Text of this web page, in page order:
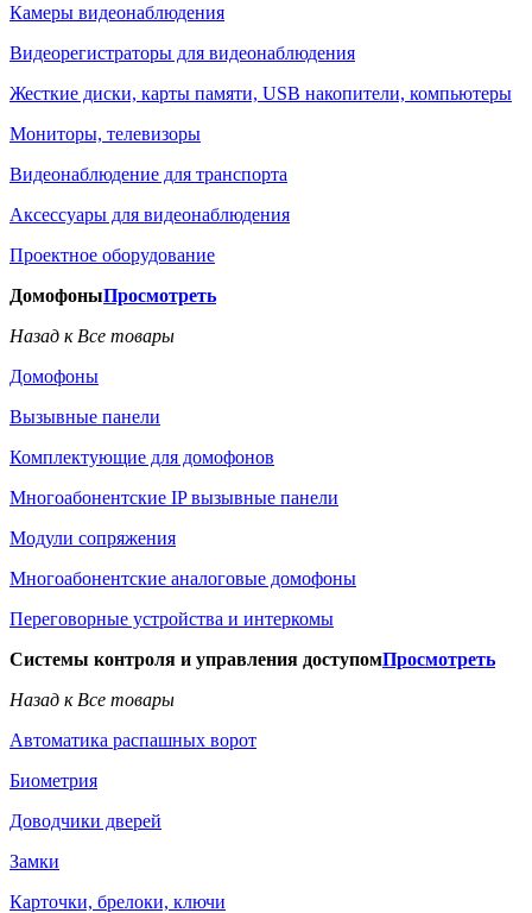
Камеры видеонаблюдения
Видеорегистраторы для видеонаблюдения
Жесткие диски, карты памяти, USB накопители, компьютеры
Мониторы, телевизоры
Видеонаблюдение для транспорта
Аксессуары для видеонаблюдения
Проектное оборудование
ДомофоныПросмотреть
Назад к Все товары
Домофоны
Вызывные панели
Комплектующие для домофонов
Многоабонентские IP вызывные панели
Модули сопряжения
Многоабонентские аналоговые домофоны
Переговорные устройства и интеркомы
Системы контроля и управления доступомПросмотреть
Назад к Все товары
Автоматика распашных ворот
Биометрия
Доводчики дверей
Замки
Карточки, брелоки, ключи